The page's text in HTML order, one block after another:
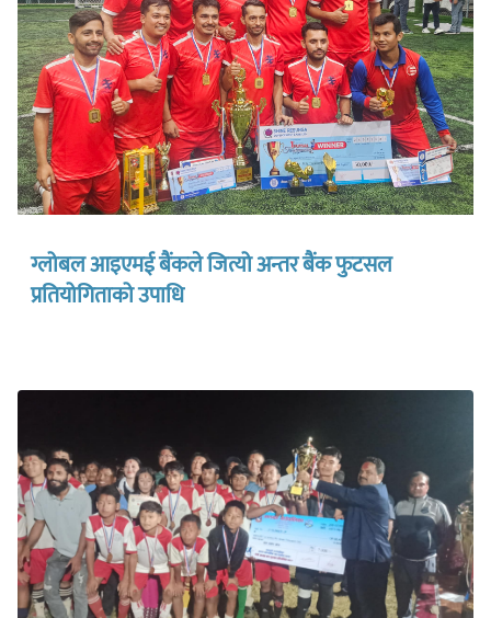
ग्लोबल आइएमई बैंकले जित्यो अन्तर बैंक फुटसल
प्रतियोगिताको उपाधि